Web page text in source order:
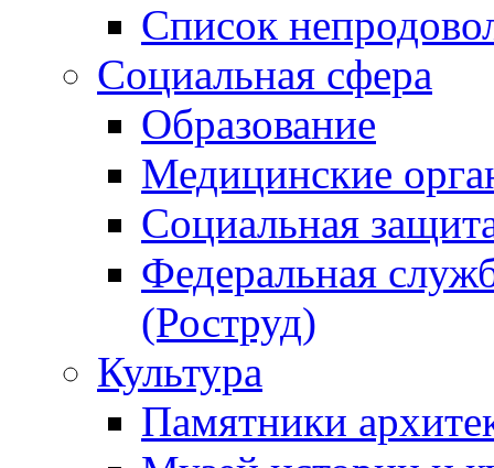
Список
Социальная сфера
Образование
Медицинские
Социальная
Федеральная
(Роструд)
Культура
Памятники